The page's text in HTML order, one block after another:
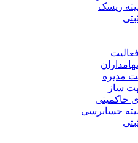
ریسک
مدیره
ساز
حاکمیتی
حسابرسی